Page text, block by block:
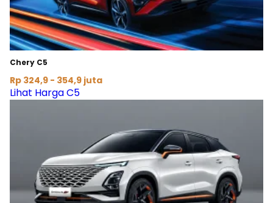
Chery C5
Rp 324,9 - 354,9 juta
Lihat Harga C5